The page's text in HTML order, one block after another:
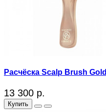
Расчёска Scalp Brush Gold
13 300 р.
Купить